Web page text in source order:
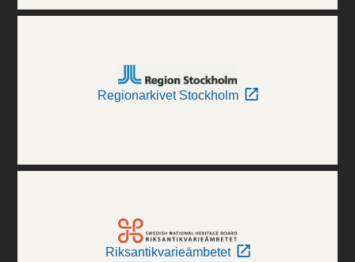
Regionarkivet Stockholm
Riksantikvarieämbetet